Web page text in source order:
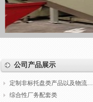
公司产品展示
定制非标托盘类产品以及物流包装
综合性厂务配套类